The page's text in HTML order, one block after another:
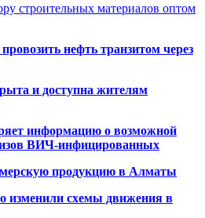
строительных материалов оптом
нефть транзитом через
и доступна жителям
информацию о возможной
ВИЧ-инфицированных
продукцию в Алматы
изменили схемы движения в